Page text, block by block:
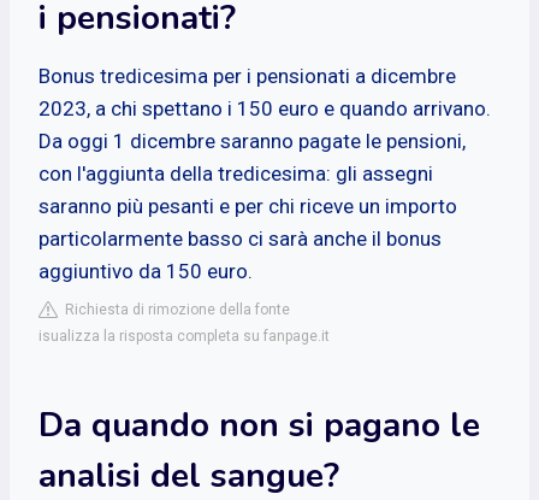
i pensionati?
Bonus tredicesima per i pensionati a dicembre
2023, a chi spettano i 150 euro e quando arrivano.
Da oggi 1 dicembre saranno pagate le pensioni,
con l'aggiunta della tredicesima: gli assegni
saranno più pesanti e per chi riceve un importo
particolarmente basso ci sarà anche il bonus
aggiuntivo da 150 euro.
Richiesta di rimozione della fonte
isualizza la risposta completa su fanpage.it
Da quando non si pagano le
analisi del sangue?